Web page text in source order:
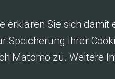
erklären Sie sich
Speicherung Ihrer
Matomo zu. Weitere